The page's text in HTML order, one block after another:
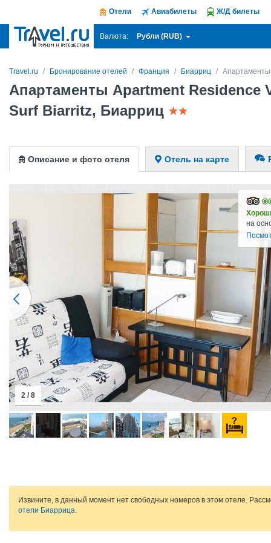
Отели Авиабилеты Ж/Д билеты
Валюта: Рубли (RUB)
Travel.ru Бронирование отелей Франция Биарриц Апартаменты
Апартаменты Apartment Residence
Surf Biarritz, Биарриц
Описание и фото отеля Отель на карте
на
2 / 8
Извините, в данный момент нет свободных номеров в этом отеле.
отели Биаррица.